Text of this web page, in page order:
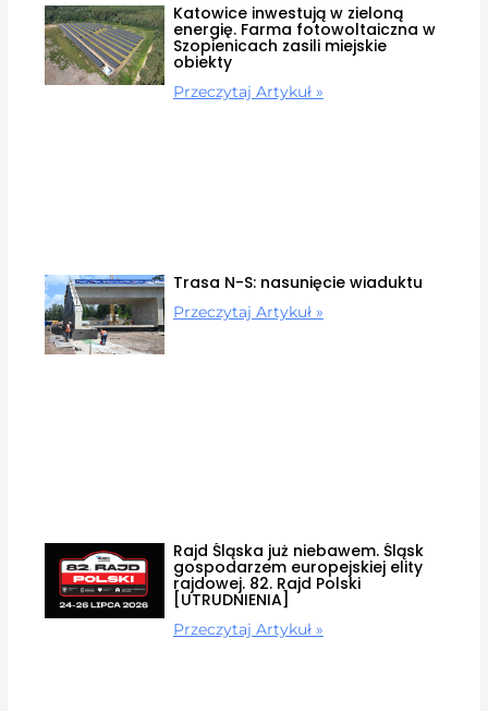
Katowice inwestują w zieloną
energię. Farma fotowoltaiczna w
Szopienicach zasili miejskie
obiekty
Przeczytaj Artykuł »
Trasa N-S: nasunięcie wiaduktu
Przeczytaj Artykuł »
Rajd Śląska już niebawem. Śląsk
gospodarzem europejskiej elity
rajdowej. 82. Rajd Polski
[UTRUDNIENIA]
Przeczytaj Artykuł »